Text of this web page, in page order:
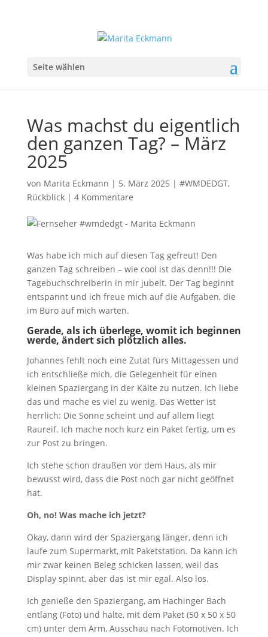
Seite wählen
Was machst du eigentlich
den ganzen Tag? – März
2025
von Marita Eckmann | 5. März 2025 | #WMDEDGT,
Rückblick| 4 Kommentare
Was habe ich mich auf diesen Tag gefreut! Den
ganzen Tag schreiben – wie cool ist das denn!!! Die
Tagebuchschreiberin in mir jubelt. Der Tag beginnt
entspannt und ich freue mich auf die Aufgaben, die
im Büro auf mich warten.
Gerade, als ich überlege, womit ich beginnen
werde, ändert sich plötzlich alles.
Johannes fehlt noch eine Zutat fürs Mittagessen und
ich entschließe mich, die Gelegenheit für einen
kleinen Spaziergang in der Kälte zu nutzen. Ich liebe
das und mache es viel zu wenig. Das Wetter ist
herrlich: Die Sonne scheint und auf allem liegt
Raureif. Ich mache noch kurz ein Paket fertig, um es
zur Post zu bringen.
Ich stehe schon draußen vor dem Haus, als mir
bewusst wird, dass die Post noch gar nicht geöffnet
hat.
Oh, no! Was mache ich jetzt?
Okay, dann wird der Spaziergang länger, denn ich
laufe zum Supermarkt, mit Paketstation. Da kann ich
mir zwar keinen Beleg schicken lassen, weil das
Display spinnt, aber das ist mir egal. Also los.
Ich genieße den Spaziergang, am Hachinger Bach
entlang (Foto) und halte, mit dem Paket (50 x 50 x 50
cm) unter dem Arm, Ausschau nach Fotomotiven. Ich